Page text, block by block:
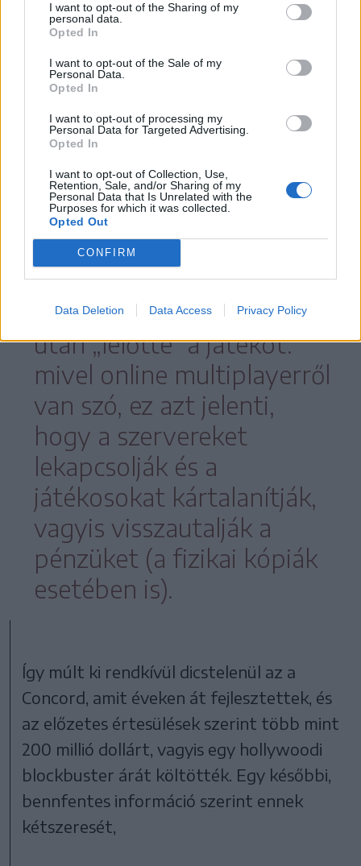
I want to opt-out of the Sharing of my
personal data.
Opted In
I want to opt-out of the Sale of my
Personal Data.
Opted In
I want to opt-out of processing my
Personal Data for Targeted Advertising.
Opted In
I want to opt-out of Collection, Use,
Retention, Sale, and/or Sharing of my
Personal Data that Is Unrelated with the
Purposes for which it was collected.
Opted Out
CONFIRM
Data Deletion Data Access Privacy Policy
Keletről, egész pontosan Kínából
a játékpiacot. Az augusztus 20-án
megjelent Black Myth Wukong szó
szerint az élre tört úgy eladások, mint a
vele játszó, kiugróan magas játékosszám
tekintetében is.
Ennek az eredménye az lett, hogy a stúdió
sűrű bocsánatkérések közepette,
két héttel a megjelenése
után „lelőtte” a játékot:
mivel online multiplayerről
van szó, ez azt jelenti,
hogy a szervereket
lekapcsolják és a
játékosokat kártalanítják,
vagyis visszautalják a
pénzüket (a fizikai kópiák
esetében is).
Így múlt ki rendkívül dicstelenül az a
Concord, amit éveken át fejlesztettek, és
az előzetes értesülések szerint több mint
200 millió dollárt, vagyis egy hollywoodi
blockbuster árát költötték. Egy későbbi,
bennfentes információ szerint ennek
kétszeresét,